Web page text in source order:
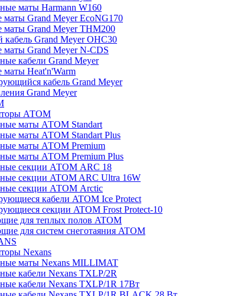
маты Harmann W160
Grand Meyer EcoNG170
маты Grand Meyer THM200
Grand Meyer OHC30
Grand Meyer N-CDS
кабели Grand Meyer
Heat'n'Warm
кабель Grand Meyer
Grand Meyer
АТОМ
маты АТОМ Standart
маты АТОМ Standart Plus
маты АТОМ Premium
маты АТОМ Premium Plus
секции АТОМ ARC 18
секции ATOM ARC Ultra 16W
секции АТОМ Arctic
кабели ATOM Ice Protect
секции ATOM Frost Protect-10
для теплых полов ATOM
для систем снеготаяния ATOM
Nexans
маты Nexans MILLIMAT
кабели Nexans TXLP/2R
кабели Nexans TXLP/1R 17Вт